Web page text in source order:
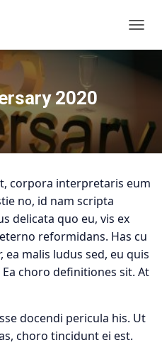
A
O
D
D
V
E
G
A
Ó
2020
corpora interpretaris eum
no, id nam scripta
delicata quo eu, vis ex
reformidans. Has cu
malis ludus sed, eu quis
choro definitiones sit. At
docendi pericula his. Ut
choro tincidunt ei est.